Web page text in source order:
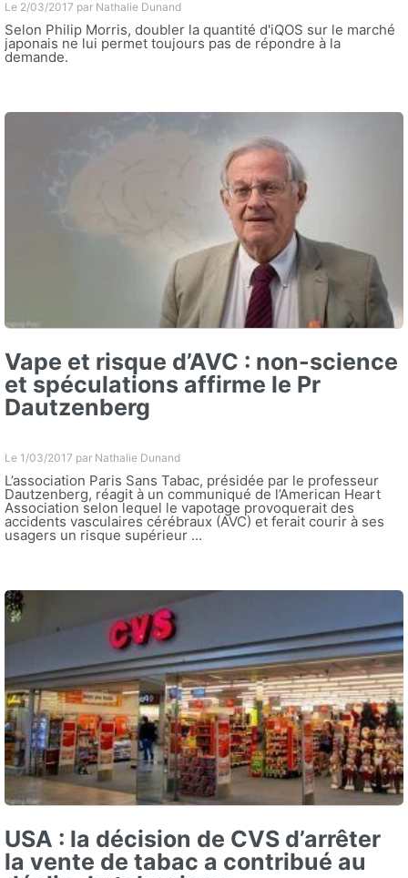
Le 2/03/2017 par Nathalie Dunand
Selon Philip Morris, doubler la quantité d'iQOS sur le marché
japonais ne lui permet toujours pas de répondre à la
demande.
Vape et risque d’AVC : non-science
et spéculations affirme le Pr
Dautzenberg
Le 1/03/2017 par Nathalie Dunand
L’association Paris Sans Tabac, présidée par le professeur
Dautzenberg, réagit à un communiqué de l’American Heart
Association selon lequel le vapotage provoquerait des
accidents vasculaires cérébraux (AVC) et ferait courir à ses
usagers un risque supérieur ...
USA : la décision de CVS d’arrêter
la vente de tabac a contribué au